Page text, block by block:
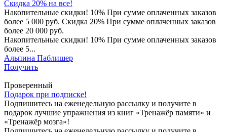
Скидка 20% на все!
Накопительные скидки! 10% При сумме оплаченных заказов
более 5 000 руб. Скидка 20% При сумме оплаченных заказов
более 20 000 руб.
Накопительные скидки! 10% При сумме оплаченных заказов
более 5...
Альпина Паблишер
Получить
Проверенный
Подарок при подписке!
Подпишитесь на еженедельную рассылку и получите в
подарок лучшие упражнения из книг «Тренажёр памяти» и
«Тренажёр мозга»!